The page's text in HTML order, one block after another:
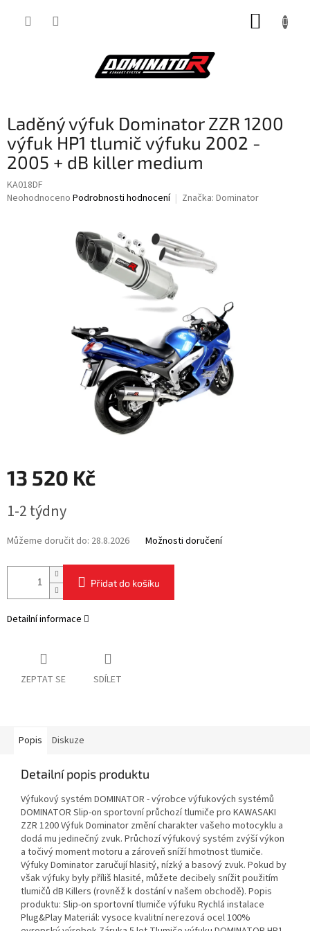
Laděný výfuk Dominator ZZR 1200
výfuk HP1 tlumič výfuku 2002 -
2005 + dB killer medium
KA018DF
Průměrné
Neohodnoceno Podrobnosti hodnocení Značka: Dominator
13 520 Kč
cena:
1-2 týdny
Můžeme doručit do: 28.8.2026 Možnosti doručení
Přidat do košíku
Detailní informace
ZEPTAT SE SDÍLET
Popis Diskuze
Detailní popis produktu
Výfukový systém DOMINATOR - výrobce výfukových systémů
DOMINATOR Slip-on sportovní průchozí tlumiče pro KAWASAKI
ZZR 1200 Výfuk Dominator změní charakter vašeho motocyklu a
dodá mu jedinečný zvuk. Průchozí výfukový systém zvýší výkon
a točivý moment motoru a zároveň sníží hmotnost tlumiče.
Výfuky Dominator zaručují hlasitý, nízký a basový zvuk. Pokud by
však výfuky byly příliš hlasité, můžete decibely snížit použitím
tlumičů dB Killers (rovněž k dostání v našem obchodě). Popis
produktu: Slip-on sportovní tlumiče výfuku Rychlá instalace
Plug&Play Materiál: vysoce kvalitní nerezová ocel 100%